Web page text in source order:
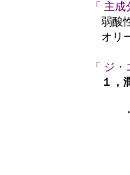
「 主成
弱酸性
オリーヴ
「 ジ
１，
・オリー
太陽の恵
紫外線や
多くの優